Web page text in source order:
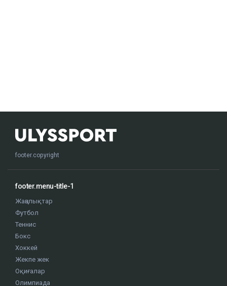
footer.copyright
footer.menu-title-1
Жаңалықтар
Футбол
Теннис
Бокс
Хоккей
Жекпе жек
Оқиғалар
Олимпиада